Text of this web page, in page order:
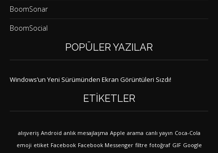
BoomSonar
BoomSocial
POPÜLER YAZILAR
Windows’un Yeni Sürümünden Ekran Görüntüleri Sızdı!
ETIKETLER
alışveriş Android anlık mesajlaşma Apple arama canlı yayın Coca-Cola
emoji etiket Facebook Facebook Messenger filtre fotoğraf GIF Google